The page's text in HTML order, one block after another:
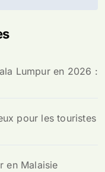
Lumpur en 2026 :
pour les touristes
en Malaisie